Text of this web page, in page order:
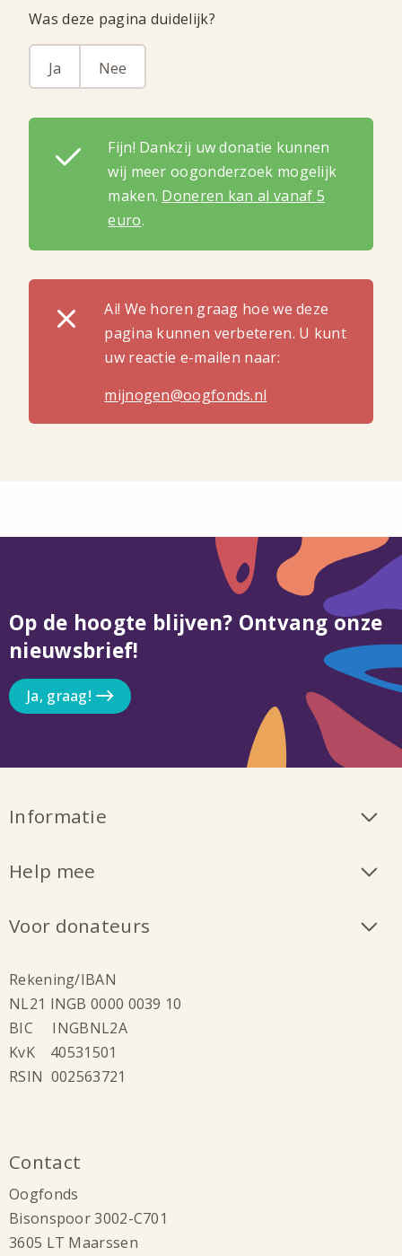
Was deze pagina duidelijk?
Ja Nee
Fijn! Dankzij uw donatie kunnen
wij meer oogonderzoek mogelijk
maken. Doneren kan al vanaf 5
euro.
Ai! We horen graag hoe we deze
pagina kunnen verbeteren. U kunt
uw reactie e-mailen naar:
mijnogen@oogfonds.nl
Op de hoogte blijven? Ontvang onze
nieuwsbrief!
Ja, graag!
Informatie
Help mee
Voor donateurs
Rekening/IBAN
NL21 INGB 0000 0039 10
BIC INGBNL2A
KvK 40531501
RSIN 002563721
Contact
Oogfonds
Bisonspoor 3002-C701
3605 LT Maarssen